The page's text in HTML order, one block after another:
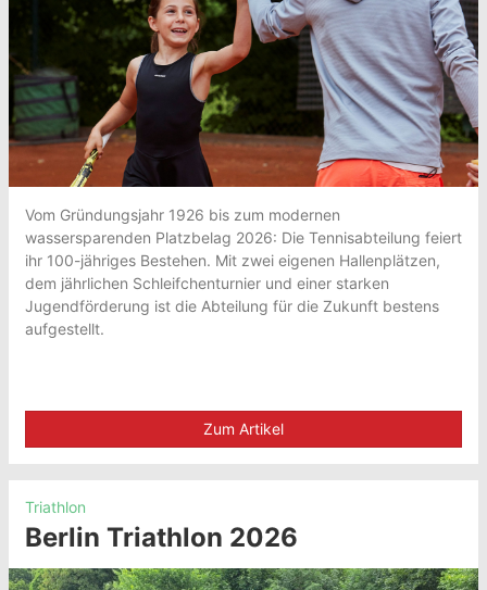
Vom Gründungsjahr 1926 bis zum modernen
wassersparenden Platzbelag 2026: Die Tennisabteilung feiert
ihr 100-jähriges Bestehen. Mit zwei eigenen Hallenplätzen,
dem jährlichen Schleifchenturnier und einer starken
Jugendförderung ist die Abteilung für die Zukunft bestens
aufgestellt.
Zum Artikel
Triathlon
Berlin Triathlon 2026